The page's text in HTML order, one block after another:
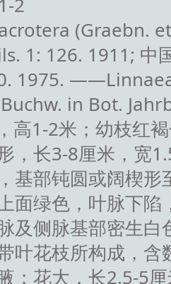
(Graebn.
1: 126. 1911; 中
1975.
in Bot.
高1-2米；幼枝红
，长3-8厘米，宽
基部钝圆或阔楔形
面绿色，叶脉下陷
及侧脉基部密生白
叶花枝所构成，含
；花大，长2.5-5